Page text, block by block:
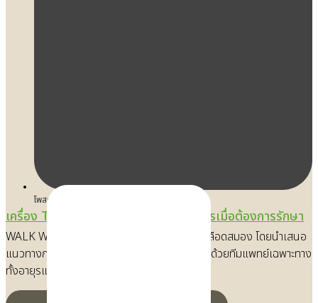
โพสต์เมื่อ
เครื่อง TMS มีที่ไหนบ้าง เตรียมตัวอย่างไรเมื่อต้องการรักษา
WALK WELL ทุ่มเทให้กับการฟื้นฟูผู้ป่วยหลอดเลือดสมอง โดยนำเสนอ
แนวทางการรักษาที่ครอบคลุมและมีประสิทธิภาพ ด้วยทีมแพทย์เฉพาะทาง
ทั้งอายุรแพทย์ระบบประสาทและ…